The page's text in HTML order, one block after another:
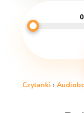
Czytanki ›